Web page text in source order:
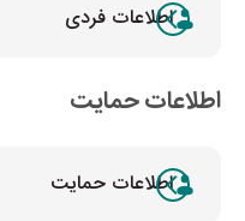
اطلاعات فردی
اطلاعات حمایت
اطلاعات حمایت